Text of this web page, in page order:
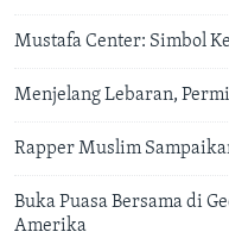
Mustafa Center: Simbol
Menjelang Lebaran,
Rapper Muslim
Buka Puasa Bersama di
Amerika